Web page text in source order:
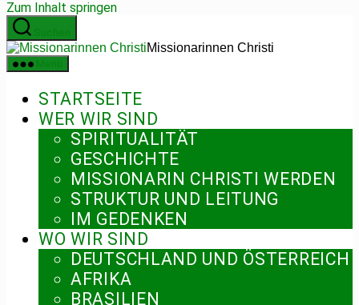
Zum Inhalt springen
Missionarinnen Christi
STARTSEITE
WER WIR SIND
SPIRITUALITÄT
GESCHICHTE
MISSIONARIN CHRISTI WERDEN
STRUKTUR UND LEITUNG
IM GEDENKEN
WO WIR SIND
DEUTSCHLAND UND ÖSTERREICH
AFRIKA
BRASILIEN